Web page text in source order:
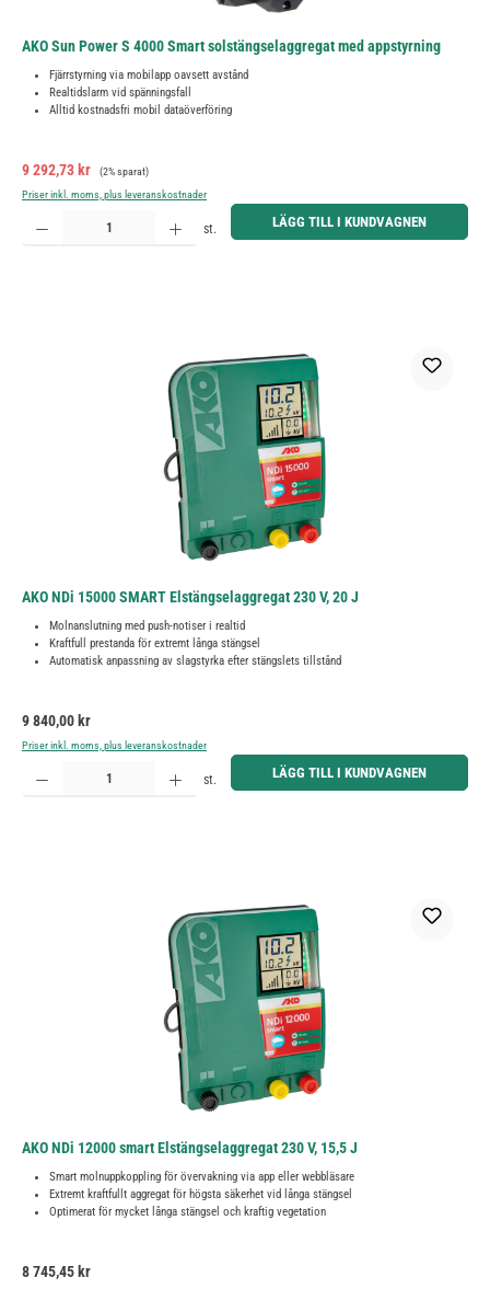
AKO Sun Power S 4000 Smart solstängselaggregat med appstyrning
Fjärrstyrning via mobilapp oavsett avstånd
Realtidslarm vid spänningsfall
Alltid kostnadsfri mobil dataöverföring
Försäljningspris:
9 292,73 kr Ordinarie pris:
(2% sparat)
Priser inkl. moms, plus leveranskostnader
Produktkvantitet: Ange önskat belopp eller använd knapparna för att öka eller minska kvantiteten.
st. LÄGG TILL I KUNDVAGNEN
AKO NDi 15000 SMART Elstängselaggregat 230 V, 20 J
Molnanslutning med push-notiser i realtid
Kraftfull prestanda för extremt långa stängsel
Automatisk anpassning av slagstyrka efter stängslets tillstånd
Ordinarie pris:
9 840,00 kr
Priser inkl. moms, plus leveranskostnader
Produktkvantitet: Ange önskat belopp eller använd knapparna för att öka eller minska kvantiteten.
st. LÄGG TILL I KUNDVAGNEN
AKO NDi 12000 smart Elstängselaggregat 230 V, 15,5 J
Smart molnuppkoppling för övervakning via app eller webbläsare
Extremt kraftfullt aggregat för högsta säkerhet vid långa stängsel
Optimerat för mycket långa stängsel och kraftig vegetation
Ordinarie pris:
8 745,45 kr